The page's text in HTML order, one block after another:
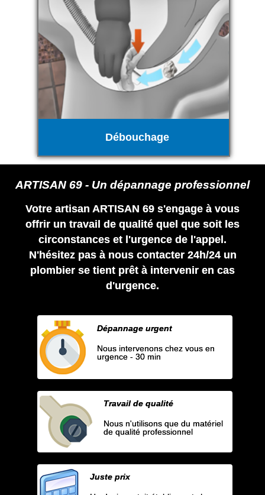
Débouchage
ARTISAN 69 - Un dépannage professionnel
Votre artisan ARTISAN 69 s'engage à vous
offrir un travail de qualité quel que soit les
circonstances et l'urgence de l'appel.
N'hésitez pas à nous contacter 24h/24 un
plombier se tient prêt à intervenir en cas
d'urgence.
Dépannage urgent
Nous intervenons chez vous en
urgence - 30 min
Travail de qualité
Nous n'utilisons que du matériel
de qualité professionnel
Juste prix